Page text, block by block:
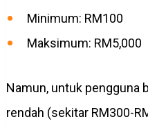
Minimum: RM100
Maksimum: RM5,000
Namun, untuk pengguna
rendah (sekitar RM300-